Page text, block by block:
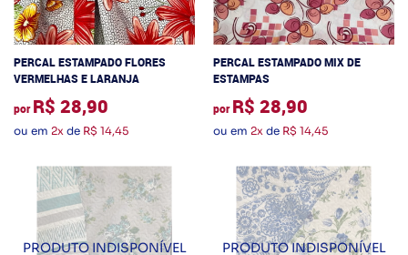
PERCAL ESTAMPADO FLORES
VERMELHAS E LARANJA
por R$ 28,90
ou em 2x de R$ 14,45
PERCAL ESTAMPADO MIX DE
ESTAMPAS
por R$ 28,90
ou em 2x de R$ 14,45